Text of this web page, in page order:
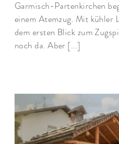
Garmisch-Partenkirchen
einem Atemzug. Mit
dem ersten Blick zum
noch da. Aber [...]